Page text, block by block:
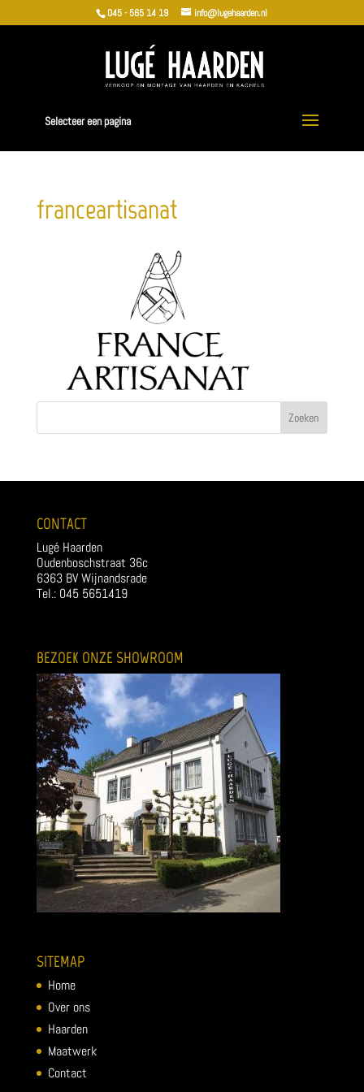
045 - 565 14 19 info@lugehaarden.nl
Selecteer een pagina
franceartisanat
CONTACT
Lugé Haarden
Oudenboschstraat 36c
6363 BV Wijnandsrade
Tel.: 045 5651419
BEZOEK ONZE SHOWROOM
SITEMAP
Home
Over ons
Haarden
Maatwerk
Contact